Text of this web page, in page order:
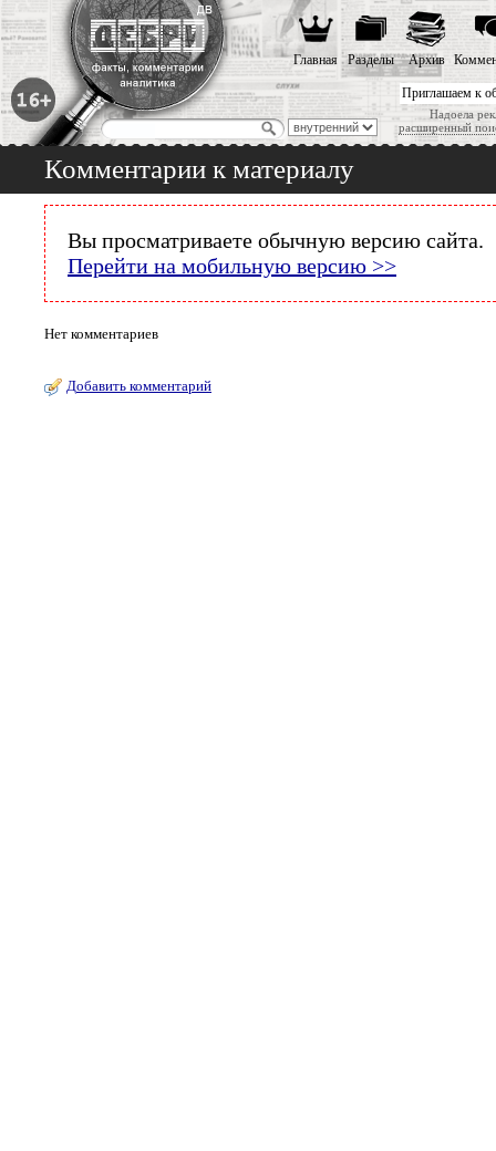
Приглашаем к
Надоела
расширенный
Главная Разделы Архив
Комментарии к материалу
Вы просматриваете обычную версию сайта.
Перейти на мобильную версию >>
Нет комментариев
Добавить комментарий